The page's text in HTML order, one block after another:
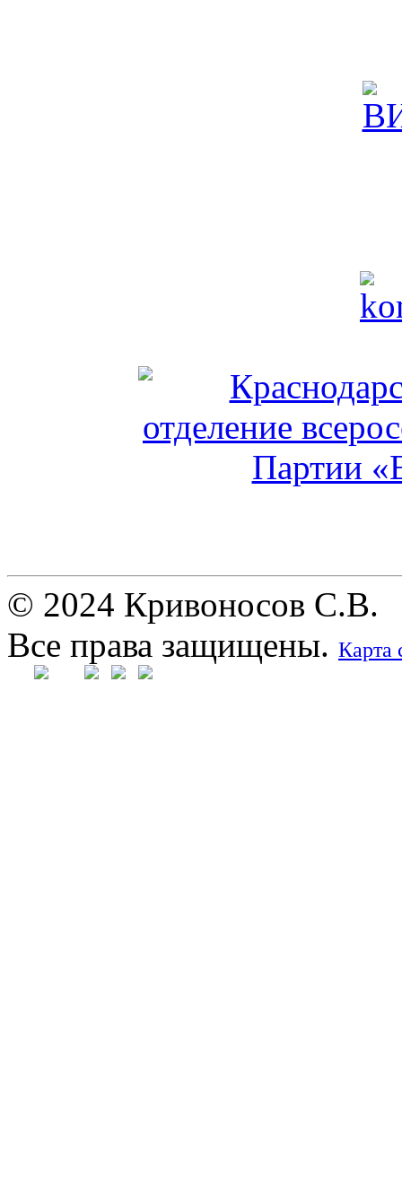
© 2024 Кривоносов С.В.
Все права защищены. Карта